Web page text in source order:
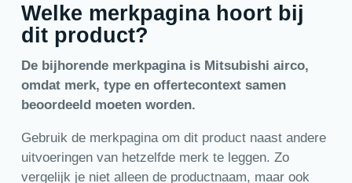
Welke merkpagina hoort bij
dit product?
De bijhorende merkpagina is Mitsubishi airco,
omdat merk, type en offertecontext samen
beoordeeld moeten worden.
Gebruik de merkpagina om dit product naast andere
uitvoeringen van hetzelfde merk te leggen. Zo
vergelijk je niet alleen de productnaam, maar ook